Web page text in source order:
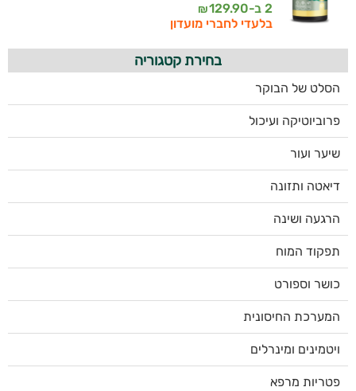
2 ב-
129.90
₪
בלעדי לחברי מועדון
בחירת קטגוריה
הסלט של הבוקר
פרוביוטיקה ועיכול
שיער ועור
דיאטה ותזונה
הרגעה ושינה
תפקוד המוח
כושר וספורט
המערכת החיסונית
ויטמינים ומינרלים
פטריות מרפא